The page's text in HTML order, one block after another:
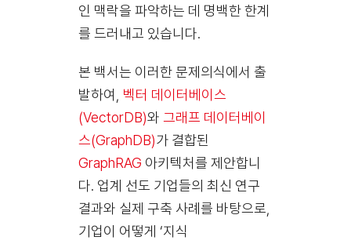
인 맥락을 파악하는 데 명백한 한계
를 드러내고 있습니다.
본 백서는 이러한 문제의식에서 출
발하여, 벡터 데이터베이스
(VectorDB)와 그래프 데이터베이
스(GraphDB)가 결합된
GraphRAG 아키텍처를 제안합니
다. 업계 선도 기업들의 최신 연구
결과와 실제 구축 사례를 바탕으로,
기업이 어떻게 ‘지식